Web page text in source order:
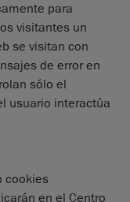
para
visitantes un
se visitan con
de error en
sólo el
usuario interactúa
cookies
en el Centro